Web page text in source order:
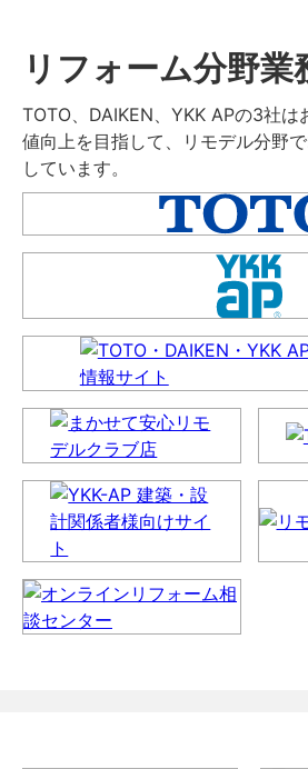
リフォーム分野業
TOTO、DAIKEN、YKK APの3社は
値向上を目指して、リモデル分野
しています。